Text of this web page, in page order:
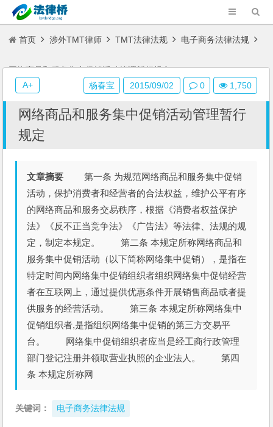
首页 涉外TMT律师 TMT法律法规 电子商务法律法规
网络商品和服务集中促销活动管理暂行规定
网络商品和服务集中促销活动管理暂行
规定
文章摘要 第一条 为规范网络商品和服务集中促销
活动，保护消费者和经营者的合法权益，维护公平有序
的网络商品和服务交易秩序，根据《消费者权益保护
法》《反不正当竞争法》《广告法》等法律、法规的规
定，制定本规定。 第二条 本规定所称网络商品和
服务集中促销活动（以下简称网络集中促销），是指在
特定时间内网络集中促销组织者组织网络集中促销经营
者在互联网上，通过提供优惠条件开展销售商品或者提
供服务的经营活动。 第三条 本规定所称网络集中
促销组织者,是指组织网络集中促销的第三方交易平
台。 网络集中促销组织者应当是经工商行政管理
部门登记注册并领取营业执照的企业法人。 第四
条 本规定所称网
关键词： 电子商务法律法规
杨春宝 2015/09/02 0 1,750
A+